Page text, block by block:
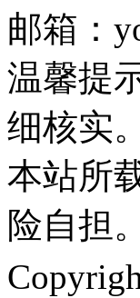
邮箱：
温馨提
细核实。
本站所
险自担。